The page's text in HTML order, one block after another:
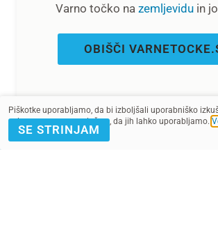
Varno točko na zemljevidu in
OBIŠČI
Piškotke uporabljamo, da bi izboljšali uporabniško
spletnega mesta soglašate, da jih lahko uporabljamo.
SE STRINJAM